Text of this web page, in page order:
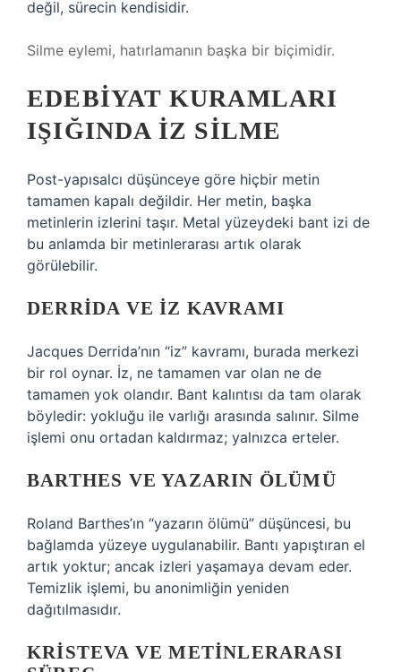
değil, sürecin kendisidir.
Silme eylemi, hatırlamanın başka bir biçimidir.
EDEBIYAT KURAMLARI
IŞIĞINDA İZ SILME
Post-yapısalcı düşünceye göre hiçbir metin
tamamen kapalı değildir. Her metin, başka
metinlerin izlerini taşır. Metal yüzeydeki bant izi de
bu anlamda bir metinlerarası artık olarak
görülebilir.
DERRIDA VE İZ KAVRAMI
Jacques Derrida’nın “iz” kavramı, burada merkezi
bir rol oynar. İz, ne tamamen var olan ne de
tamamen yok olandır. Bant kalıntısı da tam olarak
böyledir: yokluğu ile varlığı arasında salınır. Silme
işlemi onu ortadan kaldırmaz; yalnızca erteler.
BARTHES VE YAZARIN ÖLÜMÜ
Roland Barthes’ın “yazarın ölümü” düşüncesi, bu
bağlamda yüzeye uygulanabilir. Bantı yapıştıran el
artık yoktur; ancak izleri yaşamaya devam eder.
Temizlik işlemi, bu anonimliğin yeniden
dağıtılmasıdır.
KRISTEVA VE METINLERARASI